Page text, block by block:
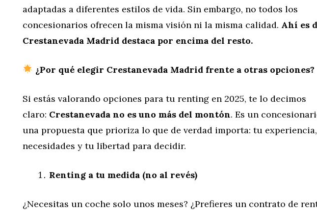
adaptadas a diferentes estilos de vida. Sin embargo, no todos los
concesionarios ofrecen la misma visión ni la misma calidad. Ahí es
Crestanevada Madrid destaca por encima del resto.
¿Por qué elegir Crestanevada Madrid frente a otras opciones?
Si estás valorando opciones para tu renting en 2025, te lo decimos
claro: Crestanevada no es uno más del montón. Es un
una propuesta que prioriza lo que de verdad importa: tu
necesidades y tu libertad para decidir.
Renting a tu medida (no al revés)
¿Necesitas un coche solo unos meses? ¿Prefieres un contrato de